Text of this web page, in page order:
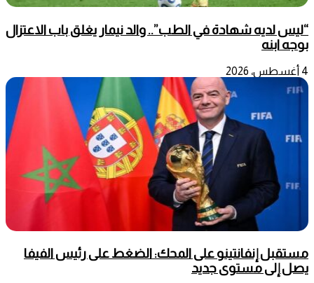
“ليس لديه شهادة في الطب”.. والد نيمار يغلق باب الاعتزال
بوجه ابنه
4 أغسطس، 2026
مستقبل إنفانتينو على المحك: الضغط على رئيس الفيفا
يصل إلى مستوى جديد